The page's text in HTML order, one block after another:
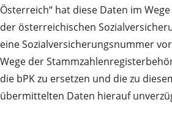
Österreich“ hat diese Daten im
der österreichischen
eine Sozialversicherungsnummer
Wege der
die bPK zu ersetzen und die zu
übermittelten Daten hierauf